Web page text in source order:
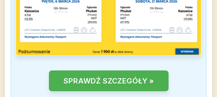
SPRAWDŹ SZCZEGÓŁY »